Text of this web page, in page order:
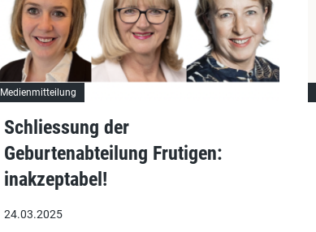
Medienmitteilung
Schliessung der
Geburtenabteilung Frutigen:
inakzeptabel!
24.03.2025